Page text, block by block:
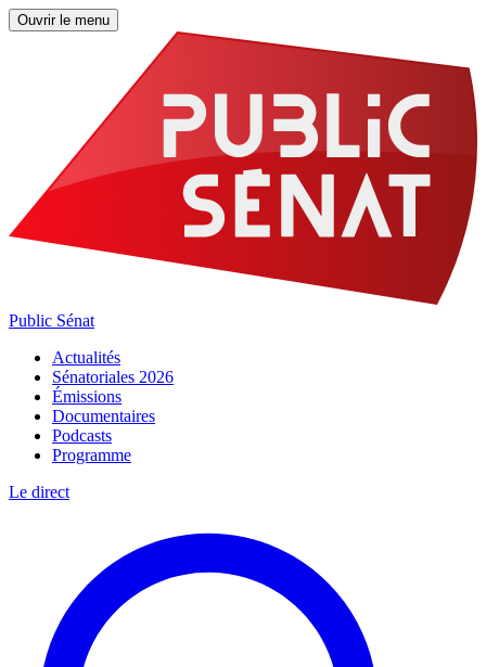
Ouvrir le menu
Public Sénat
Actualités
Sénatoriales 2026
Émissions
Documentaires
Podcasts
Programme
Le direct